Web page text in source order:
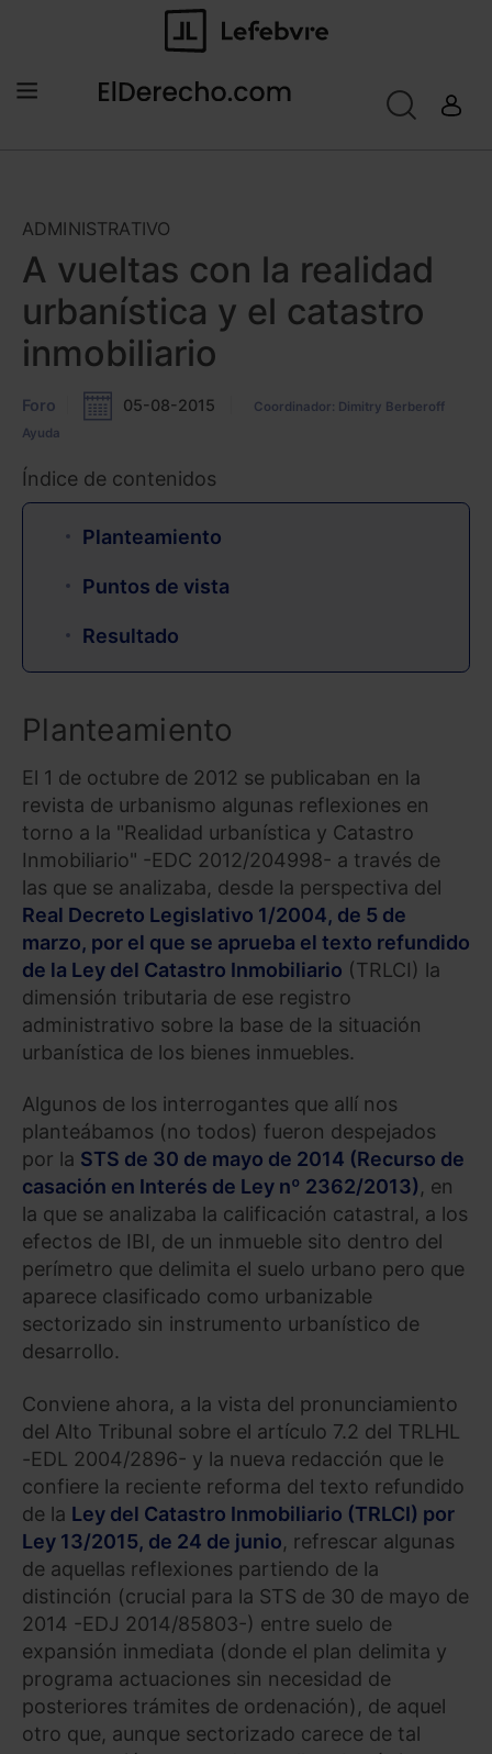
ADMINISTRATIVO
A vueltas con la realidad
urbanística y el catastro
inmobiliario
Foro 05-08-2015
Coordinador: Dimitry Berberoff
Ayuda
Índice de contenidos
Planteamiento
Puntos de vista
Resultado
Planteamiento
El 1 de octubre de 2012 se publicaban en la
revista de urbanismo algunas reflexiones en
torno a la "Realidad urbanística y Catastro
Inmobiliario" -EDC 2012/204998- a través de
las que se analizaba, desde la perspectiva del
Real Decreto Legislativo 1/2004, de 5 de
marzo, por el que se aprueba el texto refundido
de la Ley del Catastro Inmobiliario (TRLCI) la
dimensión tributaria de ese registro
administrativo sobre la base de la situación
urbanística de los bienes inmuebles.
Algunos de los interrogantes que allí nos
planteábamos (no todos) fueron despejados
por la STS de 30 de mayo de 2014 (Recurso de
casación en Interés de Ley nº 2362/2013), en
la que se analizaba la calificación catastral, a los
efectos de IBI, de un inmueble sito dentro del
perímetro que delimita el suelo urbano pero que
aparece clasificado como urbanizable
sectorizado sin instrumento urbanístico de
desarrollo.
Conviene ahora, a la vista del pronunciamiento
del Alto Tribunal sobre el artículo 7.2 del TRLHL
-EDL 2004/2896- y la nueva redacción que le
confiere la reciente reforma del texto refundido
de la Ley del Catastro Inmobiliario (TRLCI) por
Ley 13/2015, de 24 de junio, refrescar algunas
de aquellas reflexiones partiendo de la
distinción (crucial para la STS de 30 de mayo de
2014 -EDJ 2014/85803-) entre suelo de
expansión inmediata (donde el plan delimita y
programa actuaciones sin necesidad de
posteriores trámites de ordenación), de aquel
otro que, aunque sectorizado carece de tal